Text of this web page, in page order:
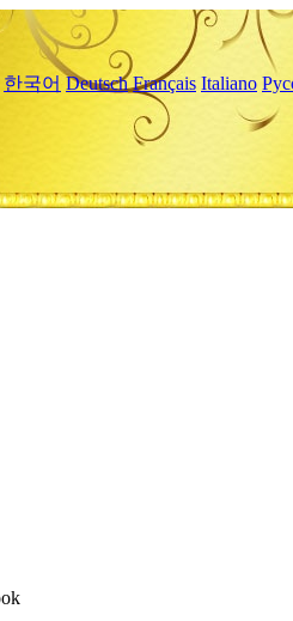
한국어 Deutsch Français Italiano